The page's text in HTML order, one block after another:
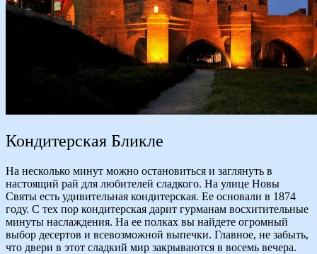
Кондитерская Бликле
На несколько минут можно остановиться и заглянуть в
настоящий рай для любителей сладкого. На улице Новы
Святы есть удивительная кондитерская. Ее основали в 1874
году. С тех пор кондитерская дарит гурманам восхитительные
минуты наслаждения. На ее полках вы найдете огромный
выбор десертов и всевозможной выпечки. Главное, не забыть,
что двери в этот сладкий мир закрываются в восемь вечера.